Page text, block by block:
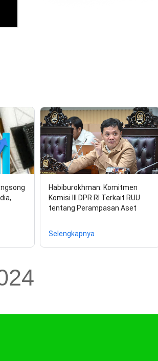
Habiburokhman: Komitmen
Komisi III DPR RI Terkait RUU
tentang Perampasan Aset
Selengkapnya